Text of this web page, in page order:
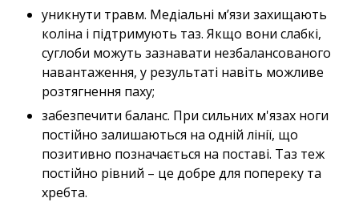
уникнути травм. Медіальні м’язи захищають
коліна і підтримують таз. Якщо вони слабкі,
суглоби можуть зазнавати незбалансованого
навантаження, у результаті навіть можливе
розтягнення паху;
забезпечити баланс. При сильних м'язах ноги
постійно залишаються на одній лінії, що
позитивно позначається на поставі. Таз теж
постійно рівний – це добре для попереку та
хребта.